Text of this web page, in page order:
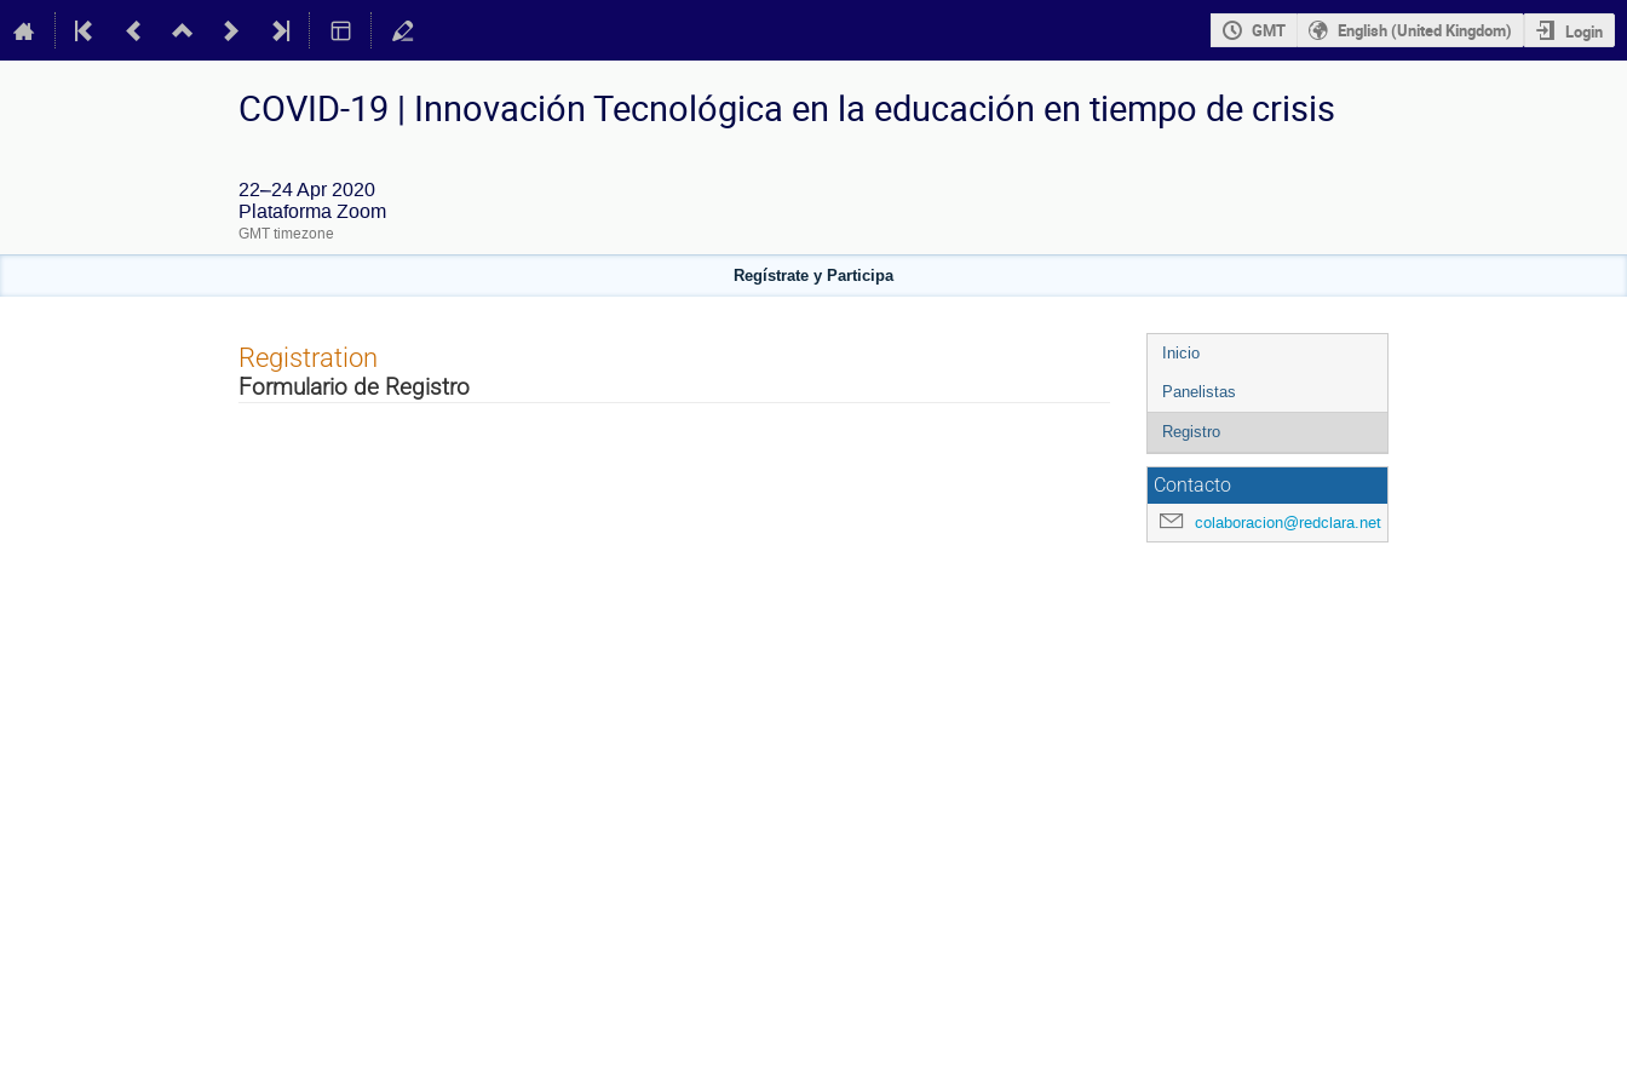
GMT English (United Kingdom) Login
COVID-19 | Innovación Tecnológica en la educación en tiempo de crisis
22–24 Apr 2020
Plataforma Zoom
GMT timezone
Regístrate y Participa
Event
menu
Inicio
Panelistas
Registro
Contacto
colaboracion@redclara.net
Registration
Formulario de Registro